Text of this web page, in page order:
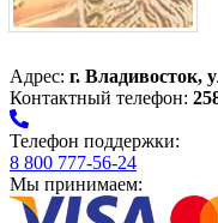
Адрес: г. Владивосток,
Контактный телефон:
Телефон поддержки:
8 800 777-56-24
Мы принимаем: